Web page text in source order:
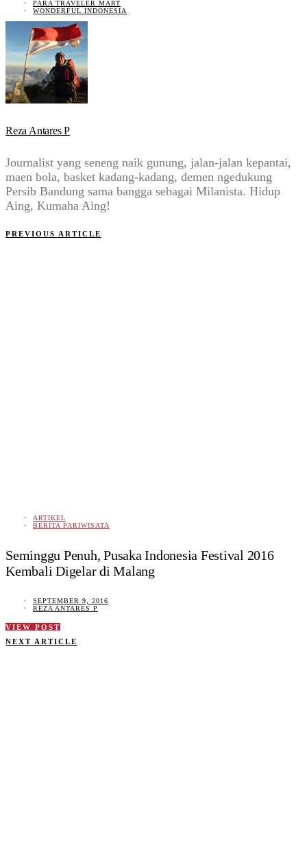
PARA TRAVELER MART
WONDERFUL INDONESIA
Reza Antares P
Journalist yang seneng naik gunung, jalan-jalan kepantai,
maen bola, basket kadang-kadang, demen ngedukung
Persib Bandung sama bangga sebagai Milanista. Hidup
Aing, Kumaha Aing!
PREVIOUS ARTICLE
ARTIKEL
BERITA PARIWISATA
Seminggu Penuh, Pusaka Indonesia Festival 2016
Kembali Digelar di Malang
SEPTEMBER 9, 2016
REZA ANTARES P
VIEW POST
NEXT ARTICLE